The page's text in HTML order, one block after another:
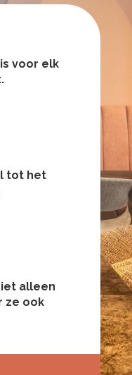
voor elk
tot het
alleen
ze ook